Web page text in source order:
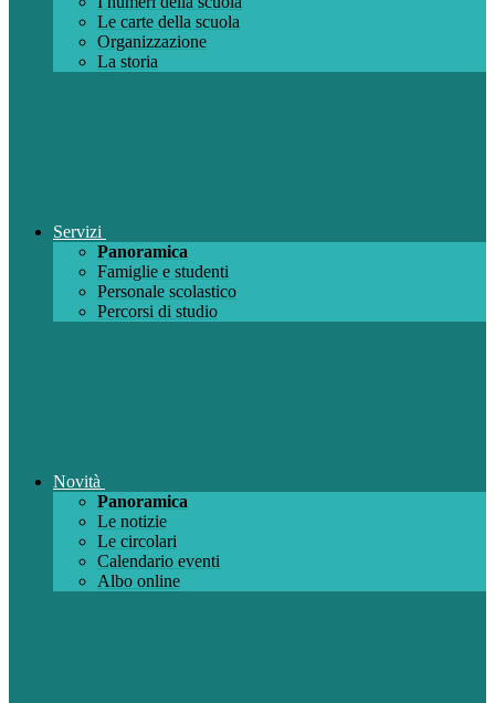
Le carte della scuola
Organizzazione
La storia
Servizi
Panoramica
Famiglie e studenti
Personale scolastico
Percorsi di studio
Novità
Panoramica
Le notizie
Le circolari
Calendario eventi
Albo online